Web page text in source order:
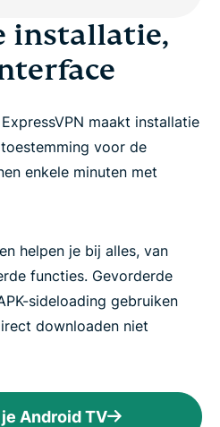
installatie,
maakt installatie
voor de
enkele minuten met
helpen je bij alles, van
functies. Gevorderde
sideloading gebruiken
downloaden niet
Android TV